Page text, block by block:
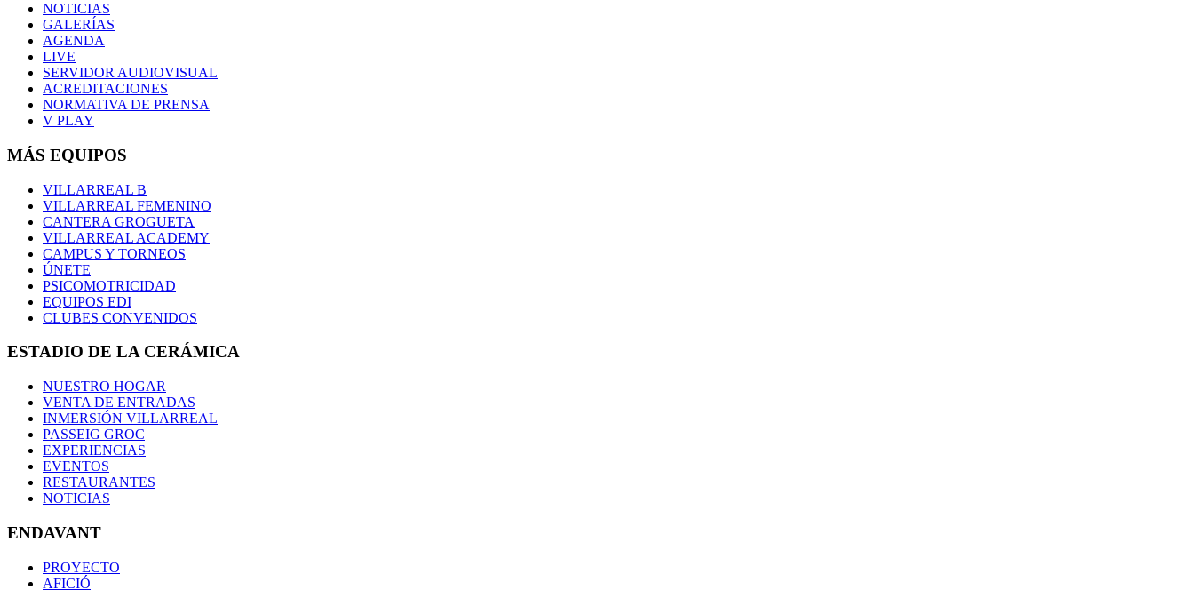
NOTICIAS
GALERÍAS
AGENDA
LIVE
SERVIDOR AUDIOVISUAL
ACREDITACIONES
NORMATIVA DE PRENSA
V PLAY
MÁS EQUIPOS
VILLARREAL B
VILLARREAL FEMENINO
CANTERA GROGUETA
VILLARREAL ACADEMY
CAMPUS Y TORNEOS
ÚNETE
PSICOMOTRICIDAD
EQUIPOS EDI
CLUBES CONVENIDOS
ESTADIO DE LA CERÁMICA
NUESTRO HOGAR
VENTA DE ENTRADAS
INMERSIÓN VILLARREAL
PASSEIG GROC
EXPERIENCIAS
EVENTOS
RESTAURANTES
NOTICIAS
ENDAVANT
PROYECTO
AFICIÓ